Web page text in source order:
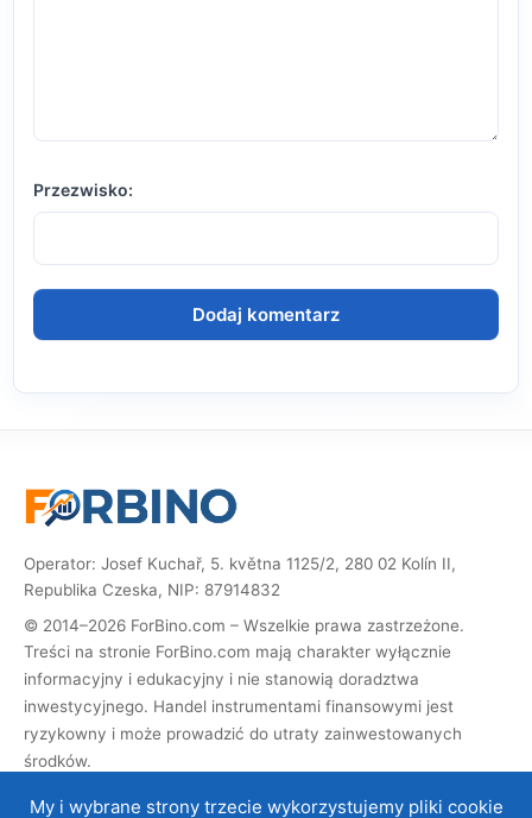
Przezwisko:
My i wybrane strony trzecie wykorzystujemy pliki cookie
Operator: Josef Kuchař, 5. května 1125/2, 280 02 Kolín II,
Republika Czeska, NIP: 87914832
© 2014–2026 ForBino.com – Wszelkie prawa zastrzeżone.
Treści na stronie ForBino.com mają charakter wyłącznie
informacyjny i edukacyjny i nie stanowią doradztwa
inwestycyjnego. Handel instrumentami finansowymi jest
ryzykowny i może prowadzić do utraty zainwestowanych
środków.